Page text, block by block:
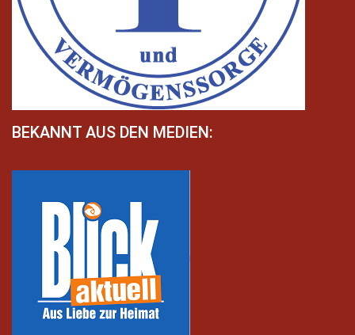
BEKANNT AUS DEN MEDIEN: